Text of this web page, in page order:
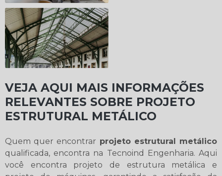
VEJA AQUI MAIS INFORMAÇÕES
RELEVANTES SOBRE PROJETO
ESTRUTURAL METÁLICO
Quem quer encontrar projeto estrutural metálico
qualificada, encontra na Tecnoind Engenharia. Aqui
você encontra projeto de estrutura metálica e